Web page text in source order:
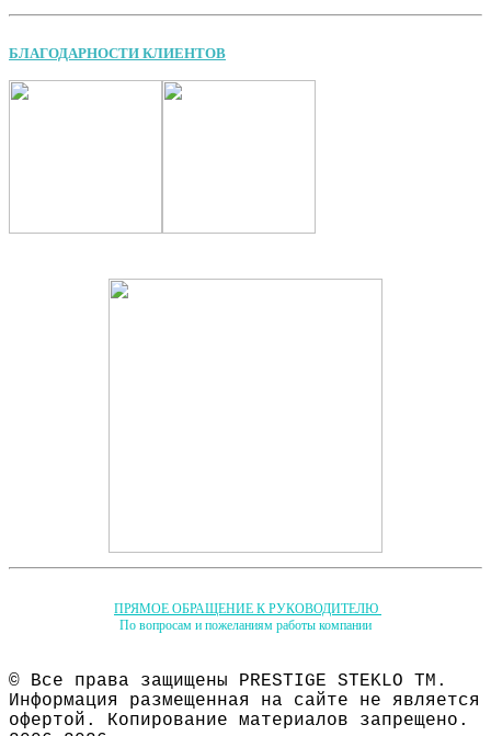
БЛАГОДАРНОСТИ КЛИЕНТОВ
ПРЯМОЕ ОБРАЩЕНИЕ К РУКОВОДИТЕЛЮ
По вопросам и пожеланиям работы компании
© Все права защищены PRESTIGE STEKLO ТМ.
Информация размещенная на сайте не является
офертой. Копирование материалов запрещено.